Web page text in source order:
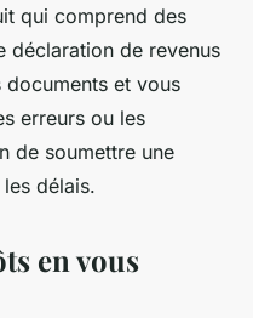
qui comprend des
déclaration de revenus
documents et vous
erreurs ou les
de soumettre une
délais.
en vous